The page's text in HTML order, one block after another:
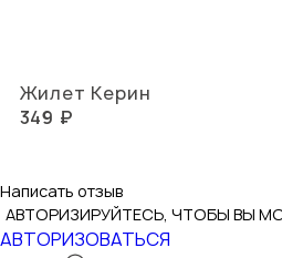
Жилет Керин
349 ₽
Написать отзыв
АВТОРИЗИРУЙТЕСЬ, ЧТОБЫ ВЫ
АВТОРИЗОВАТЬСЯ